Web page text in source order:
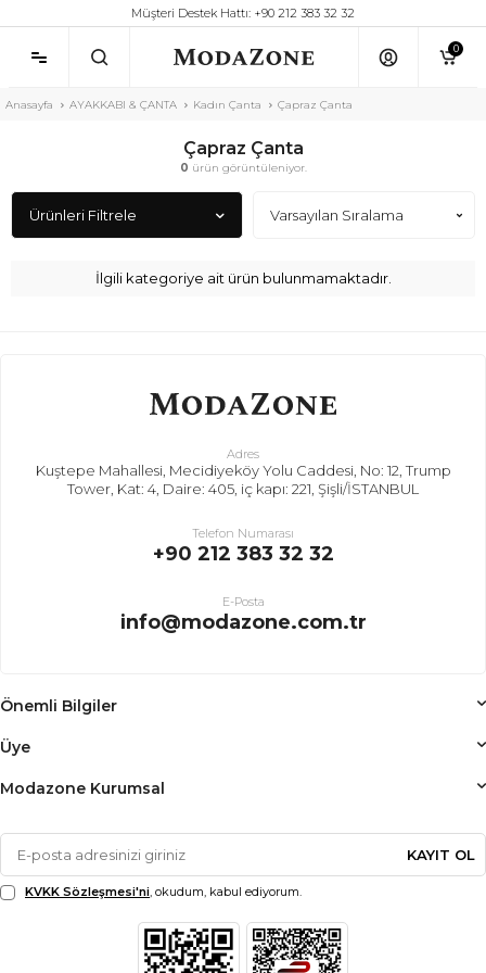
Müşteri Destek Hattı: +90 212 383 32 32
0
Anasayfa AYAKKABI & ÇANTA Kadın Çanta Çapraz Çanta
Çapraz Çanta
0 ürün görüntüleniyor.
Ürünleri Filtrele
İlgili kategoriye ait ürün bulunmamaktadır.
Adres
Kuştepe Mahallesi, Mecidiyeköy Yolu Caddesi, No: 12, Trump
Tower, Kat: 4, Daire: 405, iç kapı: 221, Şişli/İSTANBUL
Telefon Numarası
+90 212 383 32 32
E-Posta
info@modazone.com.tr
Önemli Bilgiler
Üye
Modazone Kurumsal
KAYIT OL
KVKK Sözleşmesi'ni, okudum, kabul ediyorum.